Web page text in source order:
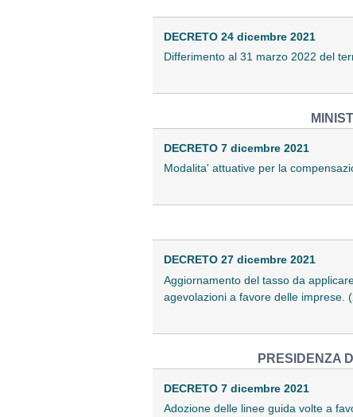
DECRETO 24 dicembre 2021
Differimento al 31 marzo 2022 del
DECRETO 7 dicembre 2021
Modalita' attuative per la
DECRETO 27 dicembre 2021
Aggiornamento del tasso da
agevolazioni a favore delle imprese.
PRESIDENZA
DECRETO 7 dicembre 2021
Adozione delle linee guida volte a